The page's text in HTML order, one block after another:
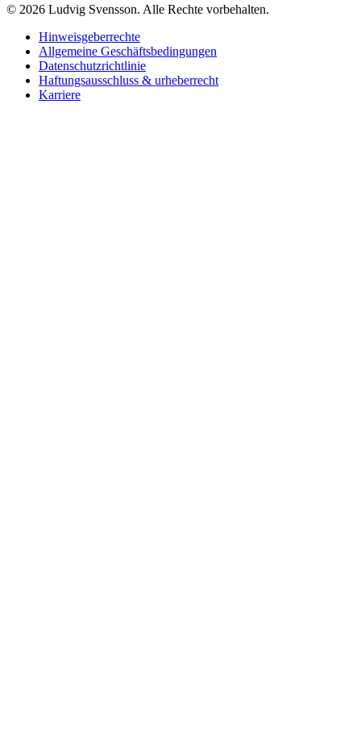
© 2026 Ludvig Svensson. Alle Rechte vorbehalten.
Hinweisgeberrechte
Allgemeine Geschäftsbedingungen
Datenschutzrichtlinie
Haftungsausschluss & urheberrecht
Karriere